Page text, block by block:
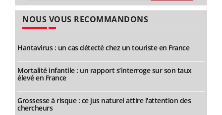
NOUS VOUS RECOMMANDONS
Hantavirus : un cas détecté chez un touriste en France
Mortalité infantile : un rapport s’interroge sur son taux
élevé en France
Grossesse à risque : ce jus naturel attire l'attention des
chercheurs